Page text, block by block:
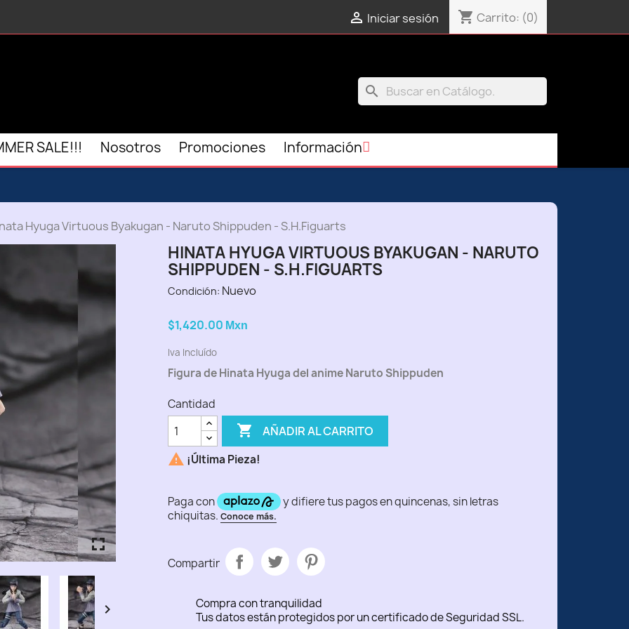
 Iniciar sesión shopping_cart Carrito: (0)
search
SALE!!! Nosotros Promociones Información
Hyuga Virtuous Byakugan - Naruto Shippuden - S.H.Figuarts
fullscreen
fullscreen
fullscreen
fullscreen
fullscreen

HINATA HYUGA VIRTUOUS BYAKUGAN - NARUTO
SHIPPUDEN - S.H.FIGUARTS
Condición: Nuevo
$1,420.00 Mxn
Iva Incluído
Figura de Hinata Hyuga del anime Naruto Shippuden
Cantidad
 AÑADIR AL CARRITO
 ¡Última Pieza!
Compartir
Compra con tranquilidad
Tus datos están protegidos por un certificado de Seguridad SSL.